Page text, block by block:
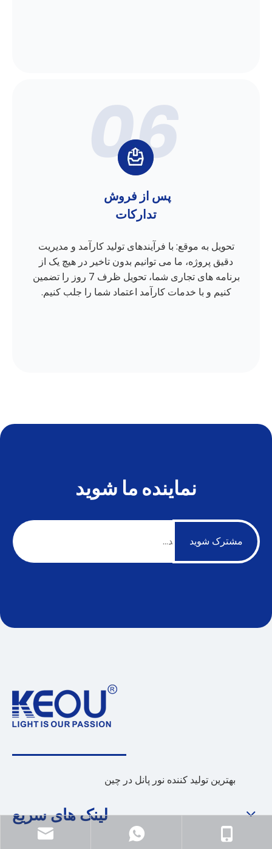
پس از فروش
تدارکات
تحویل به موقع: با فرآیندهای تولید کارآمد و مدیریت
دقیق پروژه، ما می توانیم بدون تاخیر در هیچ یک از
برنامه های تجاری شما، تحویل ظرف 7 روز را تضمین
کنیم و با خدمات کارآمد اعتماد شما را جلب کنیم.
نماینده ما شوید
مشترک شوید
بهترین تولید کننده نور پانل در چین
لینک های سریع